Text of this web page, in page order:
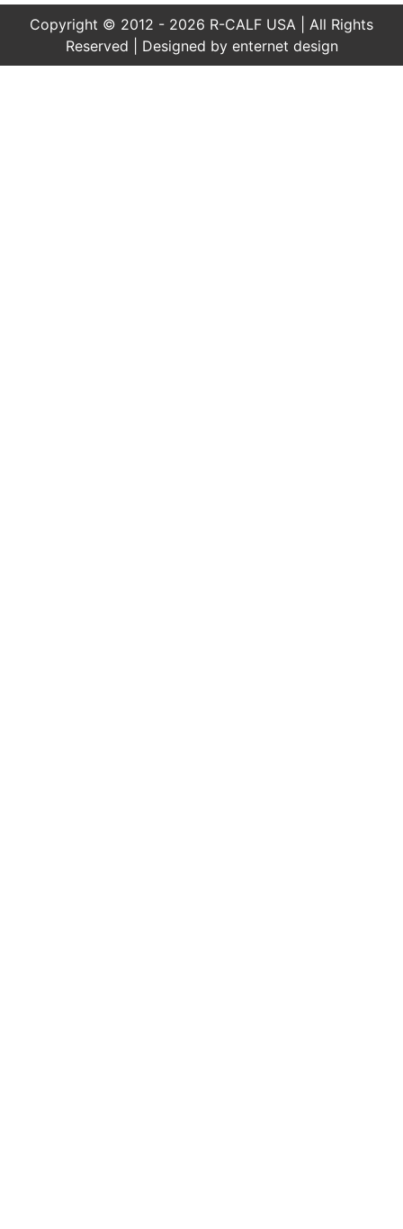
Copyright © 2012 - 2026 R-CALF USA | All Rights
Reserved | Designed by enternet design